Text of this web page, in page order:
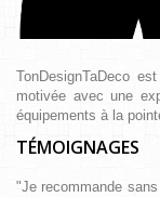
TonDesignTaDeco
motivée avec une
équipements à la
TÉMOIGNAGES
"Je recommande